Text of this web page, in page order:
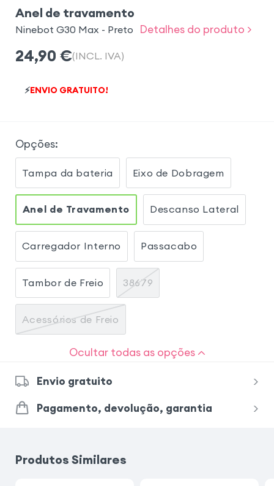
Anel de travamento
Ninebot G30 Max - Preto Detalhes do produto >
24,90 €(INCL. IVA)
⚡ENVIO GRATUITO!
Opções:
Tampa da bateria Eixo de Dobragem
Anel de Travamento Descanso Lateral
Carregador Interno Passacabo
Tambor de Freio 38679
Acessórios de Freio
Ocultar todas as opções
Envio gratuito
Pagamento, devolução, garantia
Produtos Similares